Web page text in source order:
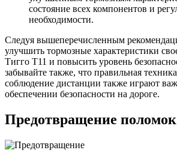
состояние всех компонентов и
необходимости.
Следуя вышеперечисленным
улучшить тормозные характеристики
Тигго Т11 и повысить уровень
забывайте также, что правильная
соблюдение дистанции также играют
обеспечении безопасности на дороге.
Предотвращение